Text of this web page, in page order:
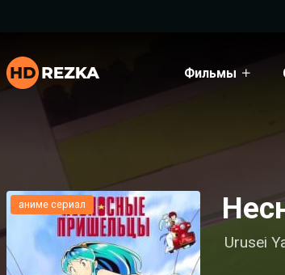
Фильмы
аниме сериал
Urusei